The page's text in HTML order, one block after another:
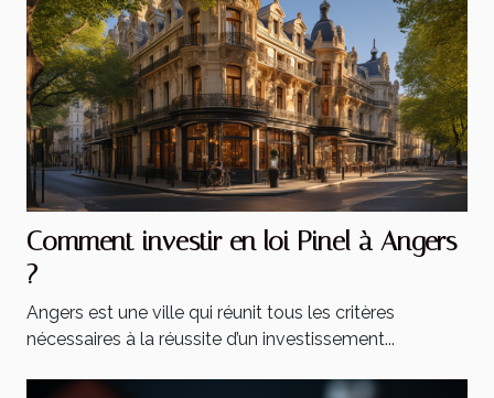
Comment investir en loi Pinel à Angers
?
Angers est une ville qui réunit tous les critères
nécessaires à la réussite d’un investissement...